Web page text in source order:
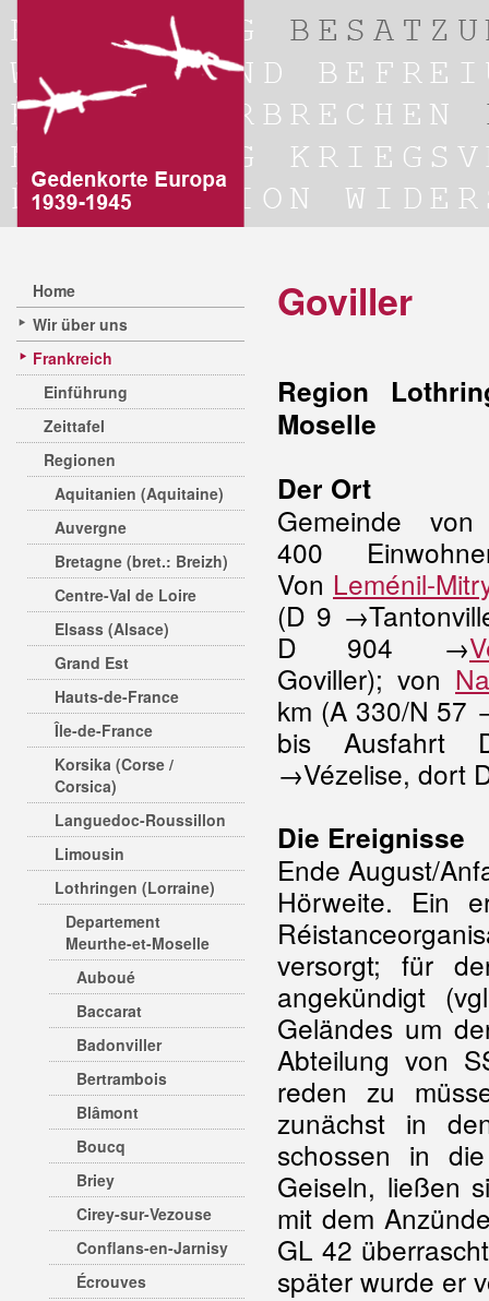
Home
Wir über uns
Frankreich
Einführung
Zeittafel
Regionen
Aquitanien (Aquitaine)
Auvergne
Bretagne (bret.: Breizh)
Centre-Val de Loire
Elsass (Alsace)
Grand Est
Hauts-de-France
Île-de-France
Korsika (Corse /
Corsica)
Languedoc-Roussillon
Limousin
Lothringen (Lorraine)
Departement
Meurthe-et-Moselle
Auboué
Baccarat
Badonviller
Bertrambois
Blâmont
Boucq
Briey
Cirey-sur-Vezouse
Conflans-en-Jarnisy
Écrouves
Goviller
Region
Moselle
Der Ort
Gemeinde
400
Von Leménil-
(D 9
D 904 →
Goviller); von
km (A 330/N 57
bis Ausfahrt
→Vézelise, dort
Die Ereignisse
Ende August/
Hörweite. Ein
versorgt; für
angekündigt
Geländes um
Abteilung von
reden zu
zunächst in
schossen in
Geiseln, ließen
mit dem
GL 42
später wurde er